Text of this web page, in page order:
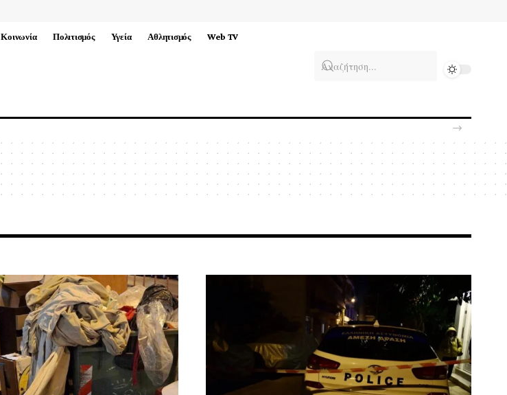
Κοινωνία Πολιτισμός Υγεία Αθλητισμός Web TV